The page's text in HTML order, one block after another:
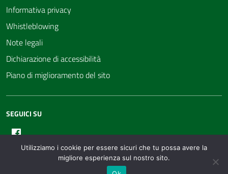
Informativa privacy
Whistleblowing
Note legali
Dichiarazione di accessibilità
Piano di miglioramento del sito
SEGUICI SU
Facebook
Utilizziamo i cookie per essere sicuri che tu possa avere la
migliore esperienza sul nostro sito.